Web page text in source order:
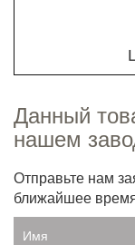
Данный
нашем
Отправьте нам
ближайшее
Имя